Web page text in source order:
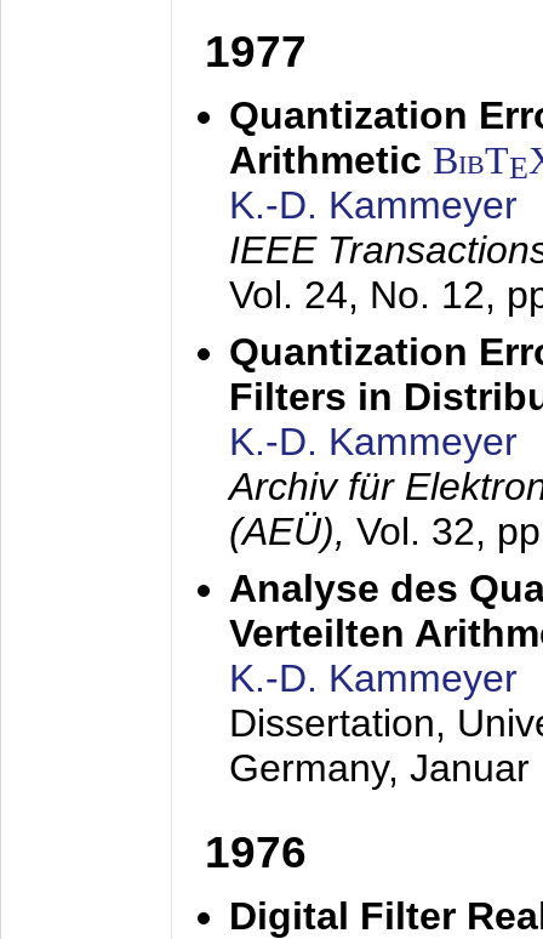
1977
Quantization
Arithmetic BibTE
K.-D. Kammeyer
IEEE
Vol. 24, No. 12,
Quantization
Filters in
K.-D. Kammeyer
Archiv für
(AEÜ), Vol. 32,
Analyse des
Verteilten
K.-D. Kammeyer
Dissertation,
Germany, Januar
1976
Digital Filter